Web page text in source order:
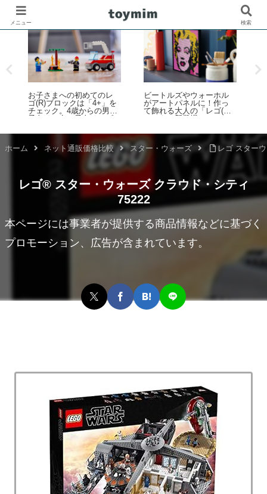
ビートルズやウォーホル
がアートパネルに！作っ
て飾れる大人の「レゴ(R)
アート」新登場
「レゴ(R)フェスティバル
in Marunouchi 2026」イベ
ントが丸の内エリアで開
催！7月31日～8月23日
ホーム ネット通販価格比較 スター・ウォーズ レゴ スター
レゴ® スター・ウォーズ クラウド・シティ
75222
本ページには事業者が提供する商品情報などに基づく
プロモーション、広告が含まれています。
メニュー 検索